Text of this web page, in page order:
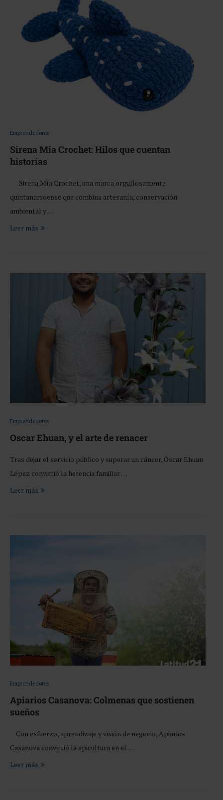
Emprendedores
Sirena Mia Crochet: Hilos que cuentan
historias
Sirena Mía Crochet, una marca orgullosamente
quintanarroense que combina artesanía, conservación
ambiental y …
Leer más
Emprendedores
Oscar Ehuan, y el arte de renacer
Tras dejar el servicio público y superar un cáncer, Óscar Ehuan
López convirtió la herencia familiar …
Leer más
Emprendedores
Apiarios Casanova: Colmenas que sostienen
sueños
Con esfuerzo, aprendizaje y visión de negocio, Apiarios
Casanova convirtió la apicultura en el …
Leer más